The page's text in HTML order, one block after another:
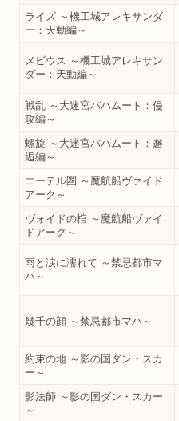
ライズ ～機工城アレキサンダ
ー：天動編～
メビウス ～機工城アレキサン
ダー：天動編～
戦乱 ～大迷宮バハムート：侵
攻編～
螺旋 ～大迷宮バハムート：邂
逅編～
エーテル圏 ～魔航船ヴァイド
アーク～
ヴォイドの棺 ～魔航船ヴァイ
ドアーク～
雨と涙に濡れて ～禁忌都市マ
ハ～
幾千の顔 ～禁忌都市マハ～
約束の地 ～影の国ダン・スカ
ー～
影法師 ～影の国ダン・スカー
～